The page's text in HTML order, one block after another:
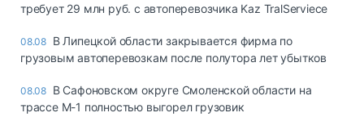
требует 29 млн руб. с автоперевозчика Kaz TralServiece
08.08 В Липецкой области закрывается фирма по
грузовым автоперевозкам после полутора лет убытков
08.08 В Сафоновском округе Смоленской области на
трассе М-1 полностью выгорел грузовик